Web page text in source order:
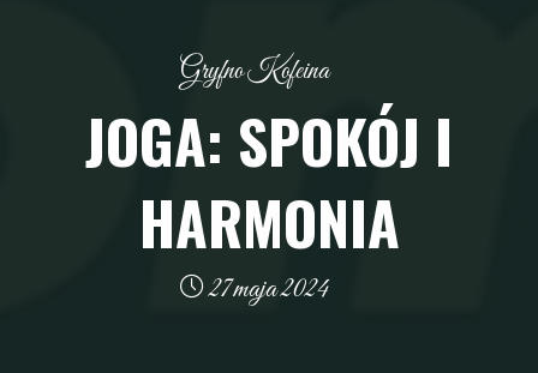
Gryfno Kofeina
JOGA: SPOKÓJ I
HARMONIA
27 maja 2024